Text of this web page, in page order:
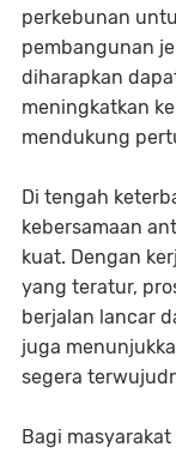
perkebunan
pembangunan
diharapkan
meningkatkan
mendukung
Di tengah
kebersamaan
kuat. Dengan
yang teratur,
berjalan lancar
juga
segera
Bagi